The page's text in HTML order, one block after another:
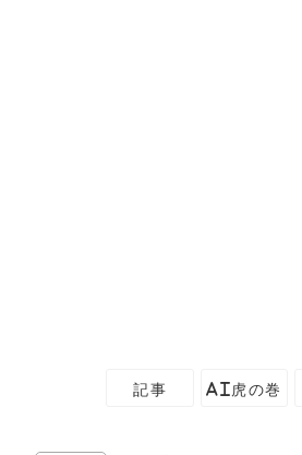
記事 AI虎の巻